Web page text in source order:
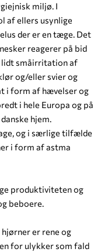
miljø. I
af ellers usynlige
der er en tæge. Det
reagerer på bid
småirritation af
og/eller svier og
i form af hævelser og
i hele Europa og på
hjem.
og i særlige tilfælde
i form af astma
produktiviteten og
beboere.
er rene og
for ulykker som fald